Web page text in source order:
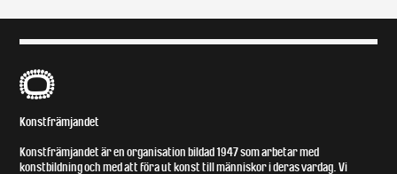
B
Konstfrämjandet
Konstfrämjandet är en organisation bildad 1947 som arbetar med
konstbildning och med att föra ut konst till människor i deras vardag. Vi